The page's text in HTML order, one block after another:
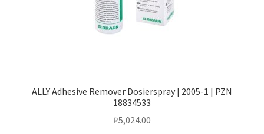
ALLY Adhesive Remover Dosierspray | 2005-1 | PZN
18834533
₽5,024.00